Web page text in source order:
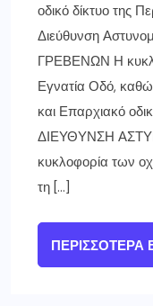
οδικό δίκτυο της
Διεύθυνση
ΓΡΕΒΕΝΩΝ Η
Εγνατία Οδό,
και Επαρχιακό
ΔΙΕΥΘΥΝΣΗ
κυκλοφορία των
τη […]
ΠΕΡΙΣΣΌΤΕΡΑ